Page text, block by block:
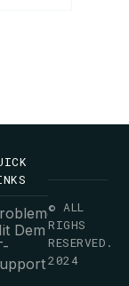
Dem
© ALL
RIGHS
RESERVED.
2024